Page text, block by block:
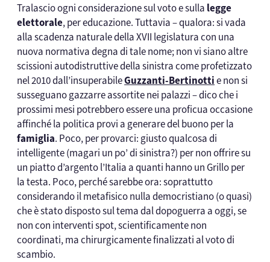
Tralascio ogni considerazione sul voto e sulla legge
elettorale, per educazione. Tuttavia – qualora: si vada
alla scadenza naturale della XVII legislatura con una
nuova normativa degna di tale nome; non vi siano altre
scissioni autodistruttive della sinistra come profetizzato
nel 2010 dall’insuperabileGuzzanti-Bertinottie non si
susseguano gazzarre assortite nei palazzi – dico che i
prossimi mesi potrebbero essere una proficua occasione
affinché la politica provi a generare del buono per la
famiglia. Poco, per provarci: giusto qualcosa di
intelligente (magari un po’ di sinistra?) per non offrire su
un piatto d’argento l’Italia a quanti hanno un Grillo per
la testa. Poco, perché sarebbe ora: soprattutto
considerando il metafisico nulla democristiano (o quasi)
che è stato disposto sul tema dal dopoguerra a oggi, se
non con interventi spot, scientificamente non
coordinati, ma chirurgicamente finalizzati al voto di
scambio.